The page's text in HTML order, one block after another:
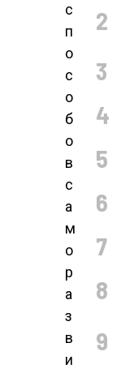
с
п
о
с
о
б
о
в
с
а
м
о
р
а
з
в
и